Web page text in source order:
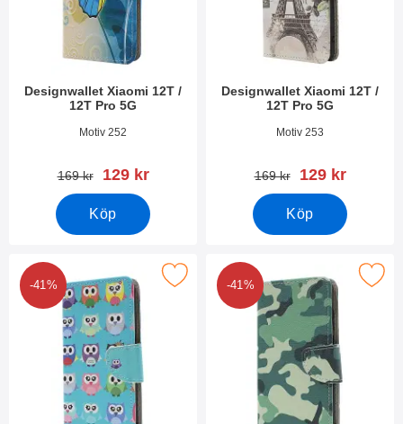
Designwallet Xiaomi 12T /
12T Pro 5G
Art. nr 45309Motiv 252
tidigare pris
169 kr rea pris
129 kr
Köp
Designwallet Xiaomi 12T /
12T Pro 5G
Art. nr 45308Motiv 253
tidigare pris
169 kr rea pris
129 kr
Köp
-41%
designwallet Xiaomi 12T / 12T Pro 5G som favorit
-41%
Makera designwallet Xiaomi 12T